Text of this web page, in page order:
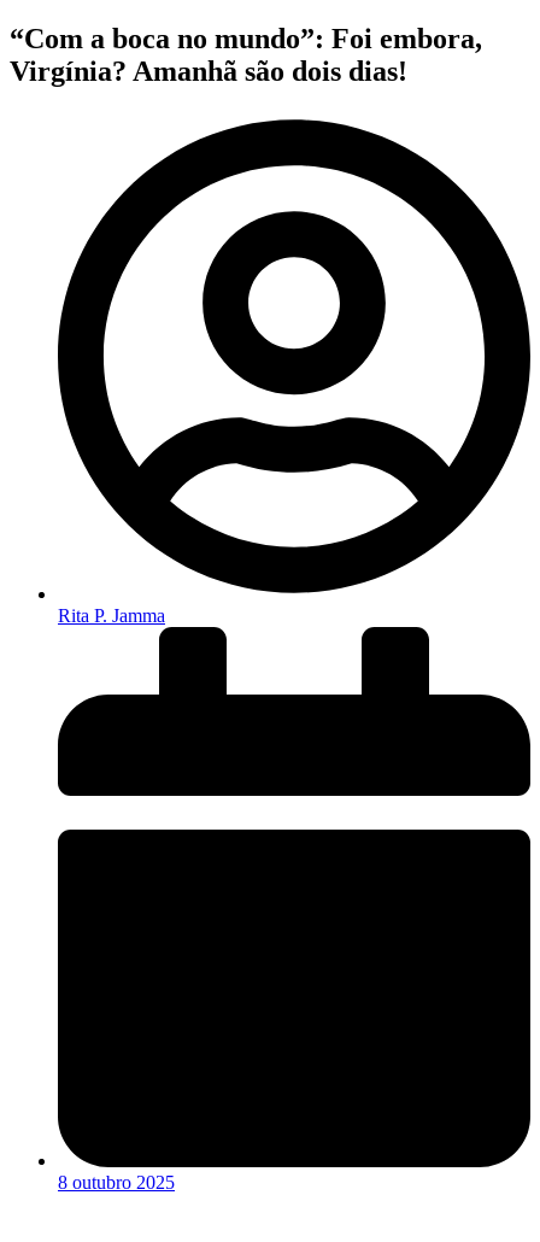
“Com a boca no mundo”: Foi embora,
Virgínia? Amanhã são dois dias!
Rita P. Jamma
8 outubro 2025